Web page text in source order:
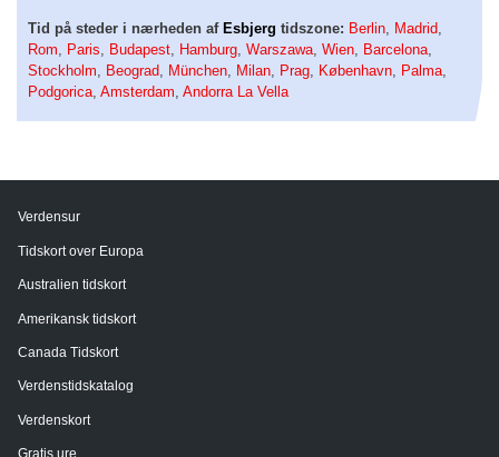
Tid på steder i nærheden af Esbjerg tidszone: Berlin Madrid
Rom
Paris Budapest Hamburg Warszawa Wien Barcelona
Stockholm
Beograd München Milan Prag København Palma
Podgorica Amsterdam Andorra La Vella
Verdensur
Tidskort over Europa
Australien tidskort
Amerikansk tidskort
Canada Tidskort
Verdenstidskatalog
Verdenskort
Gratis ure